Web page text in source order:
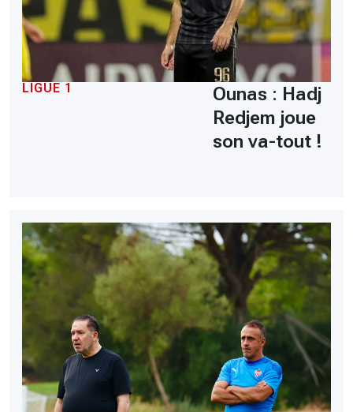
LIGUE 1
Ounas : Hadj
Redjem joue
son va-tout !